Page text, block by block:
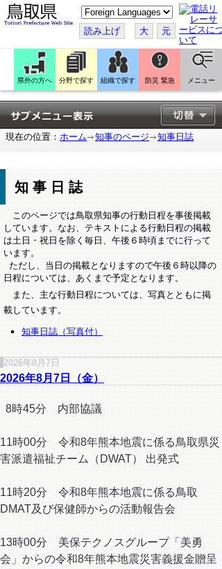
こ
の
ペ
ー
ジ
翻
訳
す
る
読み上げ 大 元
県外の方へ 分野で探す 組織で探す 防災 緊急 メニュー
現在の位置： ホーム 知事のページ 知事日誌
知事日誌
このページでは鳥取県知事の行動日程を事後掲載
しています。なお、テキストによる行動日程の掲載
は土日・祝日を除く毎日、午後６時頃までに行って
います。
ただし、当日の掲載となりますので午後６時以降の
日程については、あくまで予定となります。
また、主な行動日程については、写真とともに掲
載しています。
知事日誌（写真付）
2026年8月7日
2026年8月7日（金）
8時45分 内部協議
11時00分 令和8年熊本地震に係る鳥取県災
害派遣福祉チーム（DWAT） 出発式
11時20分 令和8年熊本地震に係る鳥取
DMAT及び保健師からの活動報告会
13時00分 美保テクノスグループ「美勇
会」からの令和8年熊本地震災害義援金贈呈